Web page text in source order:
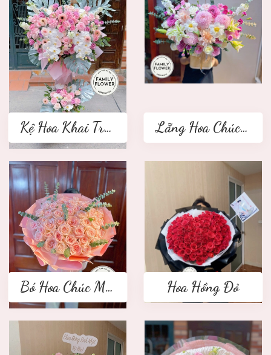
Kệ Hoa Khai Trương 2 tầng Lẵng Hoa Chúc Mừng
Bó Hoa Chúc Mừng Hoa Hồng Đỏ